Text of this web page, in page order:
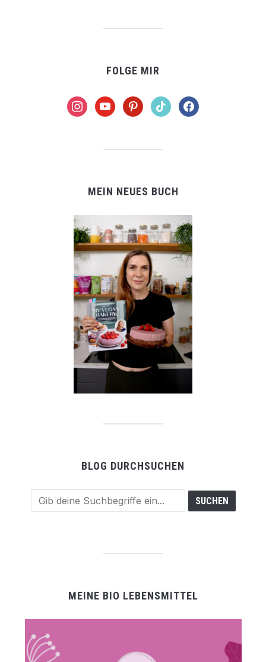
FOLGE MIR
instagramyoutubepinteresttiktok facebook
MEIN NEUES BUCH
BLOG DURCHSUCHEN
MEINE BIO LEBENSMITTEL